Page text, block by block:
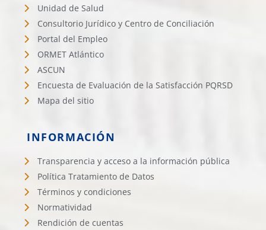
Unidad de Salud
Consultorio Jurídico y Centro de Conciliación
Portal del Empleo
ORMET Atlántico
ASCUN
Encuesta de Evaluación de la Satisfacción PQRSD
Mapa del sitio
INFORMACIÓN
Transparencia y acceso a la información pública
Política Tratamiento de Datos
Términos y condiciones
Normatividad
Rendición de cuentas